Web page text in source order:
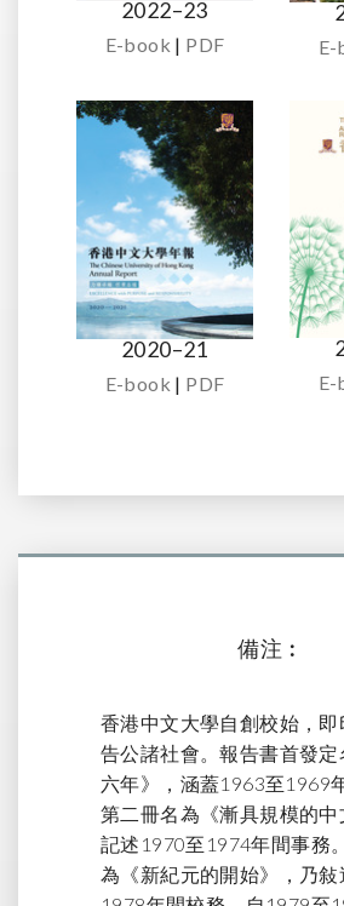
2022–23
E-book | PDF E-
2020–21
E-book | PDF E-
備注︰
香港中文大學自創校始，即
告公諸社會。報告書首發定
六年》，涵蓋1963至1969
第二冊名為《漸具規模的中
記述1970至1974年間事務
為《新紀元的開始》，乃